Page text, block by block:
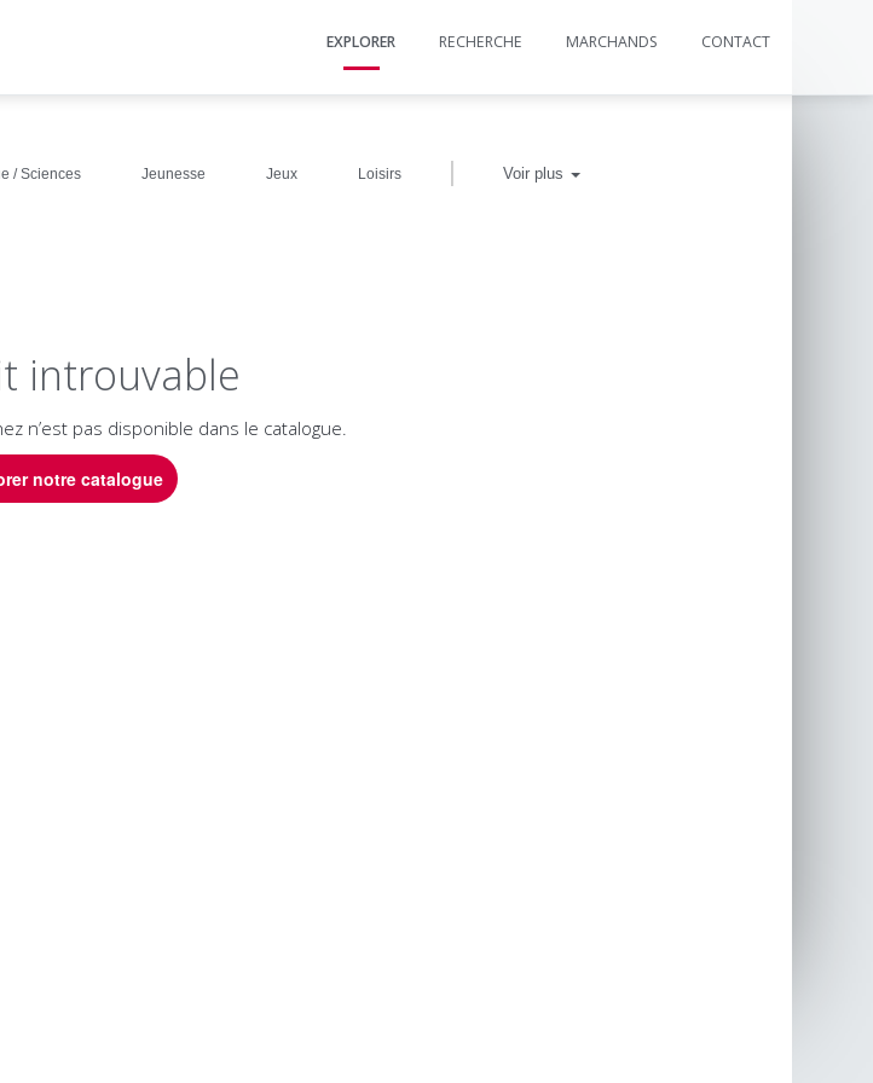
EXPLORER RECHERCHE MARCHANDS CONTACT
/ Sciences Jeunesse Jeux Loisirs | Voir plus
introuvable
n’est pas disponible dans le catalogue.
notre catalogue